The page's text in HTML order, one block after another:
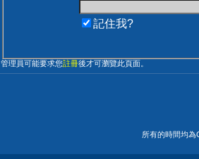
記住我?
管理員可能要求您註冊後才可瀏覽此頁面。
所有的時間均為